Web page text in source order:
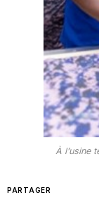
À l’usine
PARTAGER